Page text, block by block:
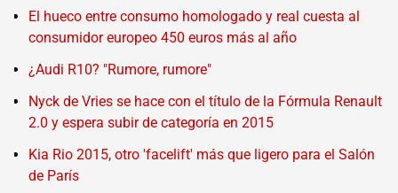
El hueco entre consumo homologado y real cuesta al
consumidor europeo 450 euros más al año
¿Audi R10? "Rumore, rumore"
Nyck de Vries se hace con el título de la Fórmula Renault
2.0 y espera subir de categoría en 2015
Kia Rio 2015, otro 'facelift' más que ligero para el Salón
de París